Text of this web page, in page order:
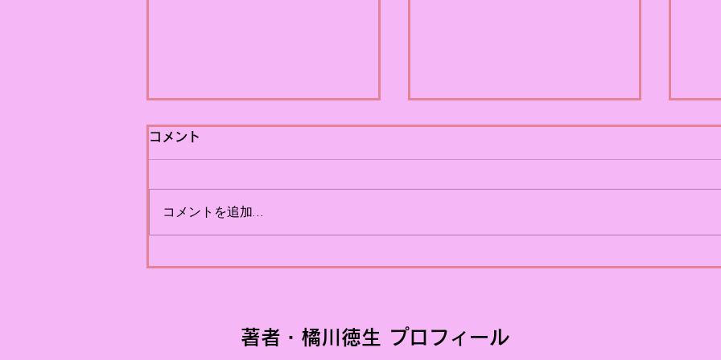
【PRおじさんのぼやき】お
じさんの「それってハラスメ
ント？」
きた出来事をきっかけに、ハラ
スメントが大きな話題になりま
れはハラスメントになり得ると
コメント
コメントを追加…
著者・橘川徳生 プロフィール